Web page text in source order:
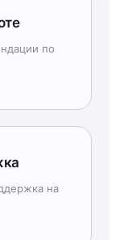
по
на